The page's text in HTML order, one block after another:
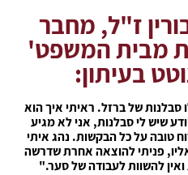
ז"ל, מחבר
מבית המשפט'
בעיתון:
של ברזל. ראיתי איך הוא
שיש לי סבלנות, אני לא מגיע
טובה על כל הבקשות. נהג איתי
פניתי להוצאה אחרת שדרשה
להשוות לעבודה של סער."